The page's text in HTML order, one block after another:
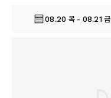
08.20 목 - 08.21 금